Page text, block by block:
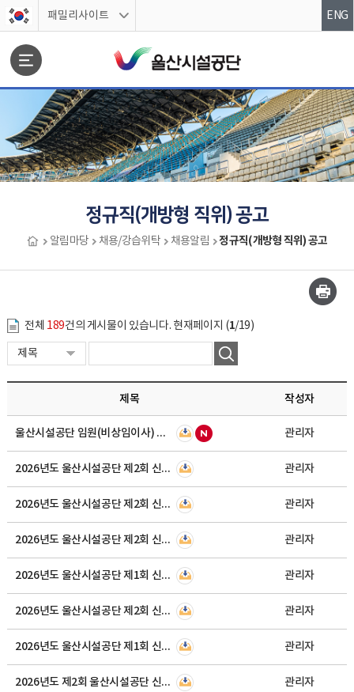
스킵네비게이션
패밀리사이트 ENG
정규직(개방형 직위) 공고
알림마당 채용/강습위탁 채용알림 정규직(개방형 직위) 공고
정규직(개방형 직위) 공고 시작
전체 189건의 게시물이 있습니다. 현재페이지 (1/19)
제목 작성자
울산시설공단 임원(비상임이사) 공개모집 공고 관리자
2026년도 울산시설공단 제2회 신규직원 채용 최종합격자 공고 관리자
2026년도 울산시설공단 제2회 신규직원 채용 면접시험 합격자 공고 관리자
2026년도 울산시설공단 제2회 신규직원 채용 필기시험 합격자 명단 안내 및 AI역량검사·면접시험(체력검정) 실시공고 관리자
2026년도 울산시설공단 제1회 신규직원 채용 최종합격자 공고 관리자
2026년도 울산시설공단 제2회 신규직원 채용 서류심사 합격자 및 필기시험 공고 관리자
2026년도 울산시설공단 제1회 신규직원 채용 면접시험 합격자 공고 관리자
2026년도 제2회 울산시설공단 신규직원 채용 공고 관리자